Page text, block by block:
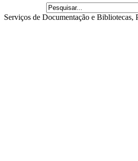
Serviços de Documentação e Bibliotecas,